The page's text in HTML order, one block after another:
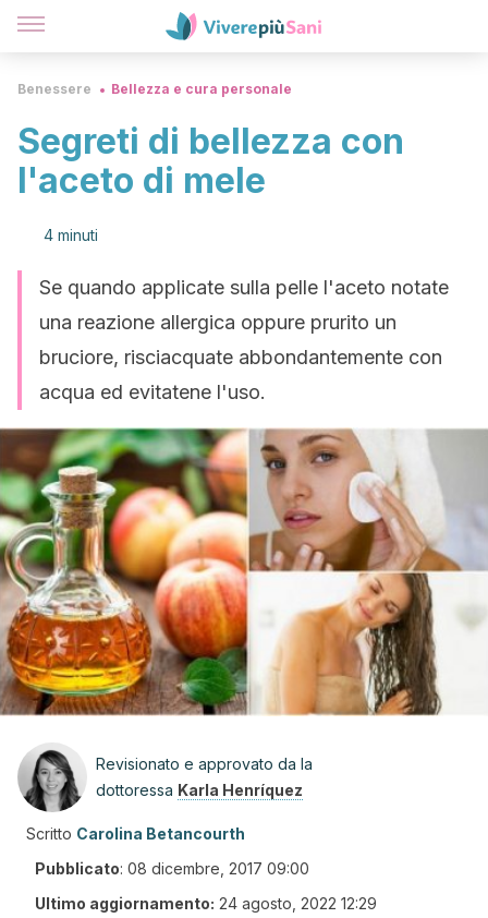
Benessere Bellezza e cura personale
Segreti di bellezza con
l'aceto di mele
4 minuti
Se quando applicate sulla pelle l'aceto notate
una reazione allergica oppure prurito un
bruciore, risciacquate abbondantemente con
acqua ed evitatene l'uso.
Revisionato e approvato da la
dottoressa Karla Henríquez
Scritto Carolina Betancourth
Pubblicato: 08 dicembre, 2017 09:00
Ultimo aggiornamento: 24 agosto, 2022 12:29